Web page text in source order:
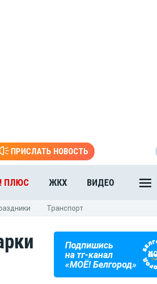
ПРИСЛАТЬ НОВОСТЬ
ПЛЮС ЖКХ ВИДЕО
Транспорт
ПОГОДА
В БЕЛГОРОДЕ
ГОРОСКОП
НА КАЖДЫЙ ДЕНЬ
Подпишись
на тг-канал
«МОЁ! Белгород»